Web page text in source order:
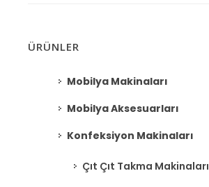
ÜRÜNLER
Mobilya Makinaları
Mobilya Aksesuarları
Konfeksiyon Makinaları
Çıt Çıt Takma Makinaları